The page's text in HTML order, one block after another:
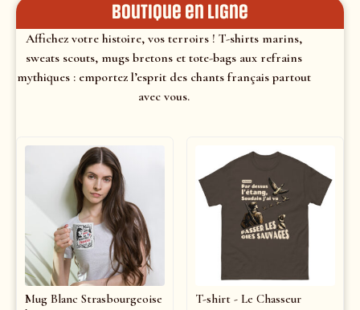
Boutique en ligne
Affichez votre histoire, vos terroirs ! T-shirts marins,
sweats scouts, mugs bretons et tote-bags aux refrains
mythiques : emportez l’esprit des chants français partout
avec vous.
Mug Blanc Strasbourgeoise
T-shirt - Le Chasseur